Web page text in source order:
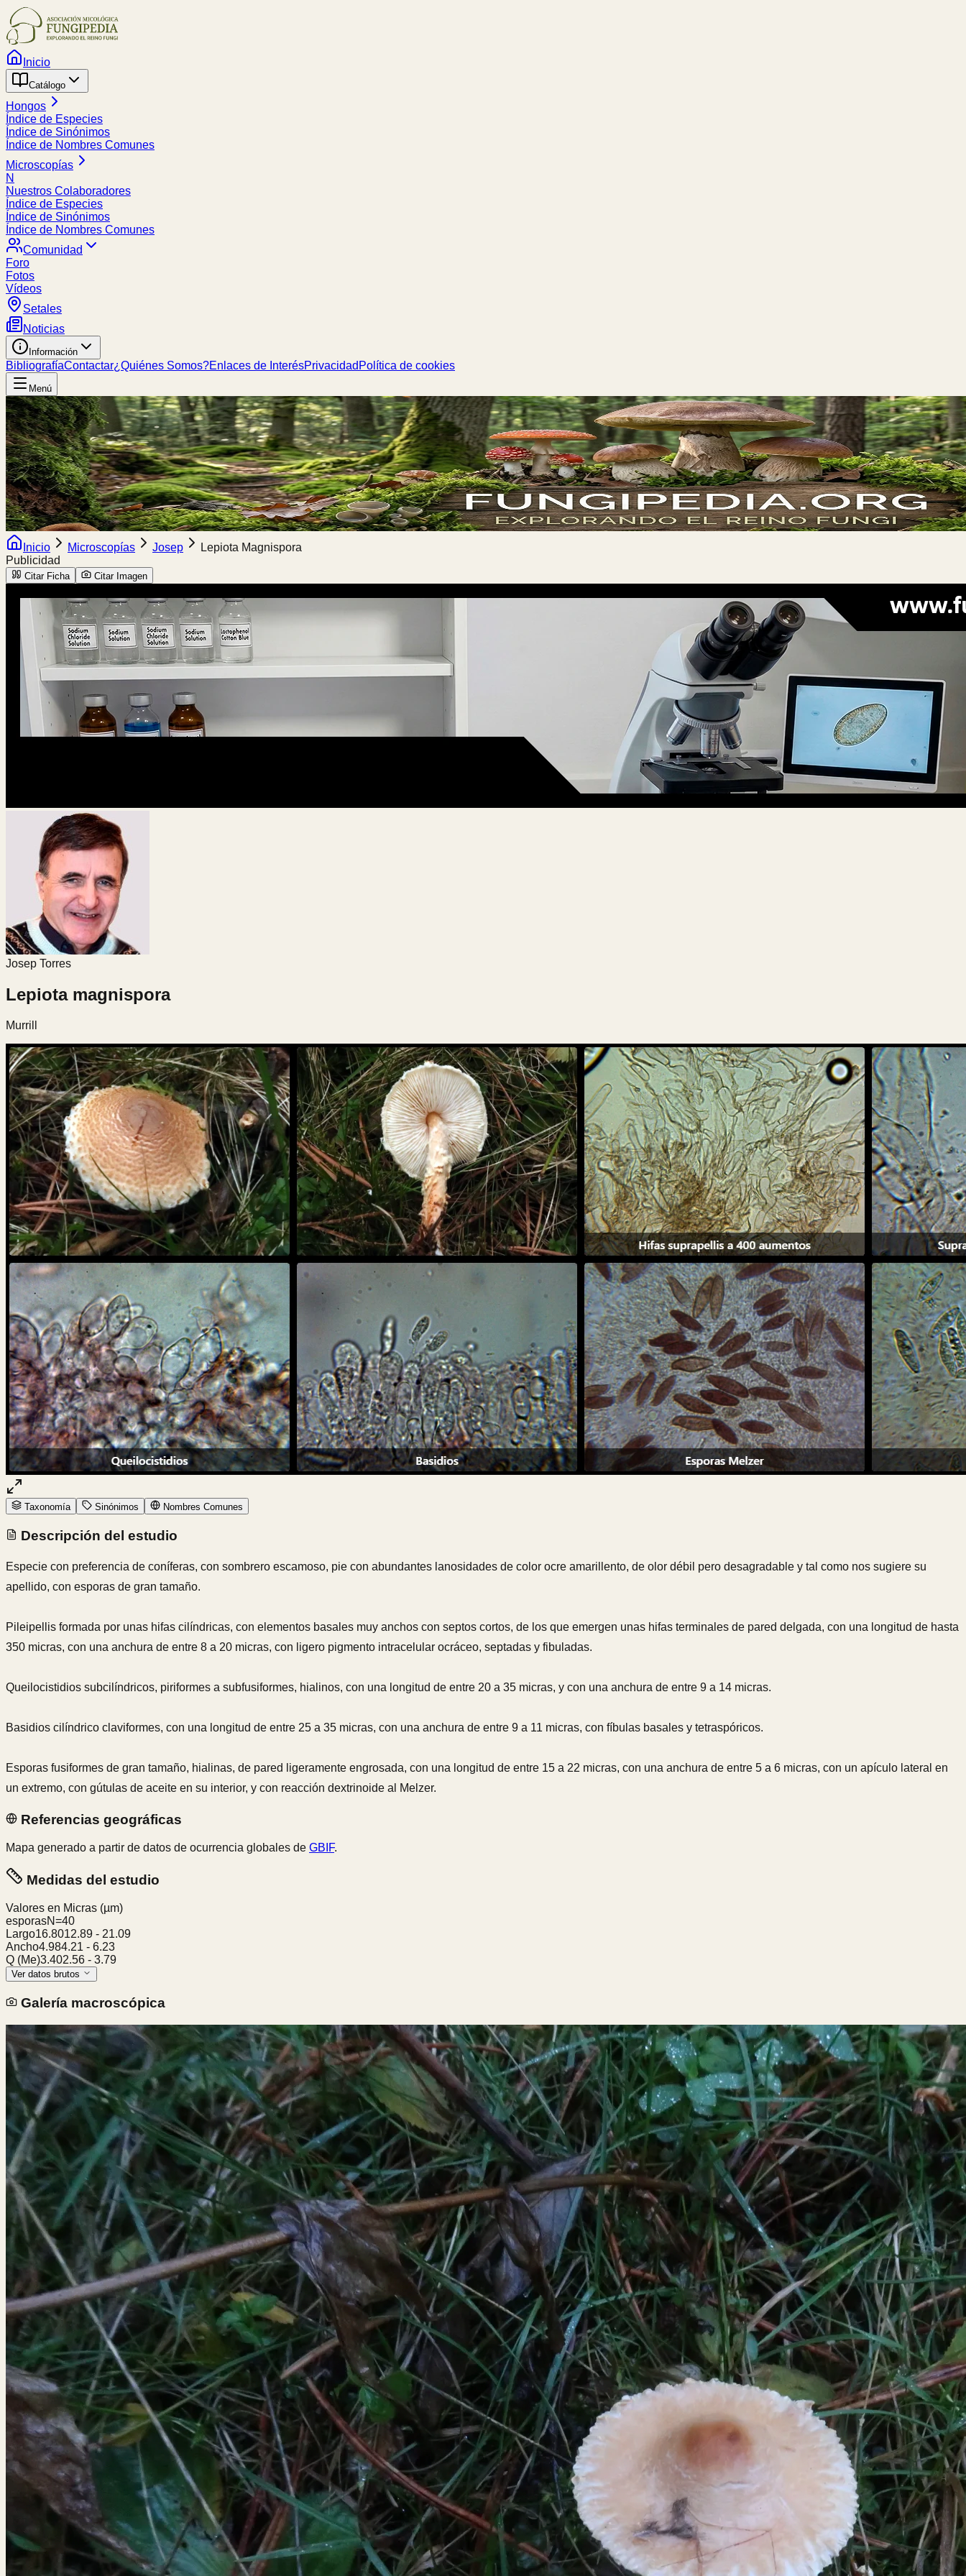
Inicio
Catálogo
Hongos
Índice de Especies
Índice de Sinónimos
Índice de Nombres Comunes
Microscopías
N
Nuestros Colaboradores
Índice de Especies
Índice de Sinónimos
Índice de Nombres Comunes
Comunidad
Foro
Fotos
Vídeos
Setales
Noticias
Información
BibliografíaContactar¿Quiénes Somos?Enlaces de InterésPrivacidad Política de cookies
Menú
Inicio Microscopías Josep
Lepiota Magnispora
Publicidad
Citar Ficha Citar Imagen
Josep Torres
Lepiota magnispora
Murrill
Taxonomía Sinónimos Nombres Comunes
Descripción del estudio
Especie con preferencia de coníferas, con sombrero escamoso, pie con abundantes lanosidades de color ocre amarillento, de olor débil pero desagradable y tal como nos sugiere su
apellido, con esporas de gran tamaño.
Pileipellis formada por unas hifas cilíndricas, con elementos basales muy anchos con septos cortos, de los que emergen unas hifas terminales de pared delgada, con una longitud de hasta
350 micras, con una anchura de entre 8 a 20 micras, con ligero pigmento intracelular ocráceo, septadas y fibuladas.
Queilocistidios subcilíndricos, piriformes a subfusiformes, hialinos, con una longitud de entre 20 a 35 micras, y con una anchura de entre 9 a 14 micras.
Basidios cilíndrico claviformes, con una longitud de entre 25 a 35 micras, con una anchura de entre 9 a 11 micras, con fíbulas basales y tetraspóricos.
Esporas fusiformes de gran tamaño, hialinas, de pared ligeramente engrosada, con una longitud de entre 15 a 22 micras, con una anchura de entre 5 a 6 micras, con un apículo lateral en
un extremo, con gútulas de aceite en su interior, y con reacción dextrinoide al Melzer.
Referencias geográficas
Mapa generado a partir de datos de ocurrencia globales de GBIF.
Medidas del estudio
Valores en Micras (µm)
esporasN=40
Largo16.8012.89 - 21.09
Ancho4.984.21 - 6.23
Q (Me)3.402.56 - 3.79
Ver datos brutos
Galería macroscópica